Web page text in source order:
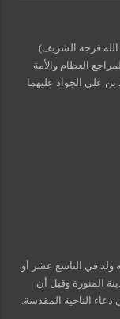
فرجه الشريف)
العظام والأمة
بن علي الجواد عليهما
ولد في التاسع عشر أو
سنة (195هـ) في المدينة المنورة وقيل أن
الناحية المقدسة.